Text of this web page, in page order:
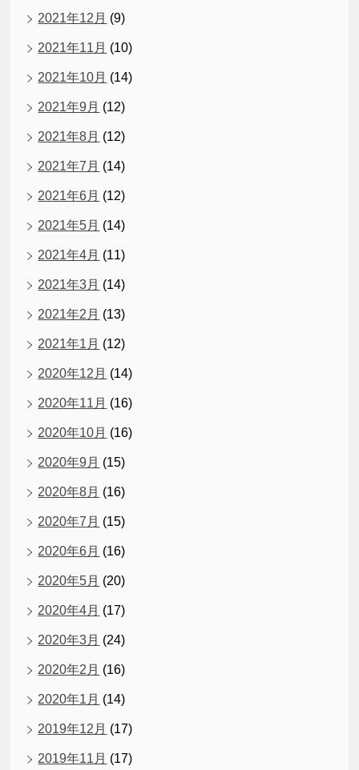
2021年12月 (9)
2021年11月 (10)
2021年10月 (14)
2021年9月 (12)
2021年8月 (12)
2021年7月 (14)
2021年6月 (12)
2021年5月 (14)
2021年4月 (11)
2021年3月 (14)
2021年2月 (13)
2021年1月 (12)
2020年12月 (14)
2020年11月 (16)
2020年10月 (16)
2020年9月 (15)
2020年8月 (16)
2020年7月 (15)
2020年6月 (16)
2020年5月 (20)
2020年4月 (17)
2020年3月 (24)
2020年2月 (16)
2020年1月 (14)
2019年12月 (17)
2019年11月 (17)